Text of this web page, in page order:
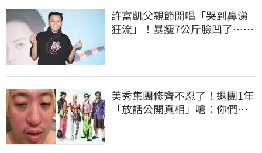
許富凱父親節開唱「哭到鼻涕
狂流」！暴瘦7公斤臉凹了…媽
美秀集團修齊不忍了！退團1年
「放話公開真相」嗆：你們怎